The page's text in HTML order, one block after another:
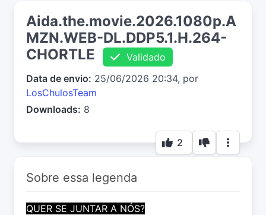
Aida.the.movie.2026.1080p.A
MZN.WEB-DL.DDP5.1.H.264-
CHORTLE
Validado
Data de envio: 25/06/2026 20:34, por
LosChulosTeam
Downloads: 8
2
Sobre essa legenda
QUER SE JUNTAR A NÓS?